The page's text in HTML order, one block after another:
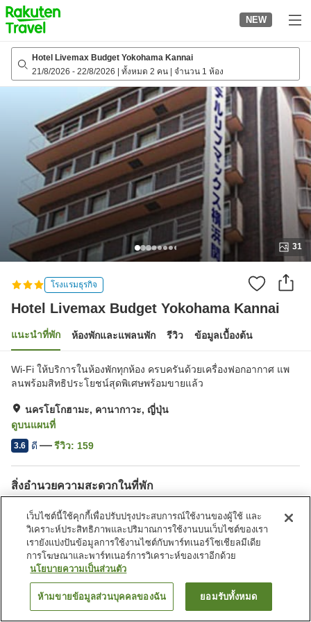
to
top
page
NEW
Hotel Livemax Budget Yokohama Kannai
21/8/2026 - 22/8/2026 ทั้งหมด 2 คน จำนวน 1 ห้อง
31
โรงแรมธุรกิจ
Hotel Livemax Budget Yokohama Kannai
แนะนำที่พัก ห้องพักและแพลนพัก รีวิว ข้อมูลเบื้องต้น
Wi-Fi ให้บริการในห้องพักทุกห้อง ครบครันด้วยเครื่องฟอกอากาศ แพ
ลนพร้อมสิทธิประโยชน์สุดพิเศษพร้อมขายแล้ว
นครโยโกฮามะ, คานากาวะ, ญี่ปุ่น
ดูบนแผนที่
3.6 ดี รีวิว: 159
สิ่งอำนวยความสะดวกในที่พัก
ห้องอเนกประสงค์
บริการซักผ้า (มีค่าบริการ)
หน้าแรก ญี่ปุ่น คานากาวะ
นครโยโกฮามะ
Hotel Livemax Budget Yokohama Kannai
ค้นหาห้องพัก
เว็บไซต์นี้ใช้คุกกี้เพื่อปรับปรุงประสบการณ์ใช้งานของผู้ใช้ และ
วิเคราะห์ประสิทธิภาพและปริมาณการใช้งานบนเว็บไซต์ของเรา
เรายังแบ่งปันข้อมูลการใช้งานไซต์กับพาร์ทเนอร์โซเชียลมีเดีย
การโฆษณาและพาร์ทเนอร์การวิเคราะห์ของเราอีกด้วย
นโยบายความเป็นส่วนตัว
ห้ามขายข้อมูลส่วนบุคคลของฉัน ยอมรับทั้งหมด